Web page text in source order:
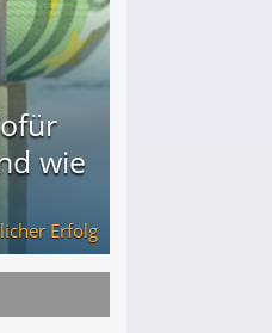
wie
Erfolg